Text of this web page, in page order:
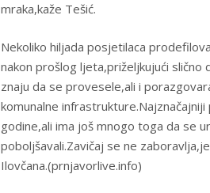
mraka,kaže Tešić.
Nekoliko hiljada posjetilaca
nakon prošlog ljeta,priželjkujući slično
znaju da se provesele,ali i
komunalne
godine,ali ima još mnogo toga da se
poboljšavali.Zavičaj se ne
Ilovčana.(prnjavorlive.info)